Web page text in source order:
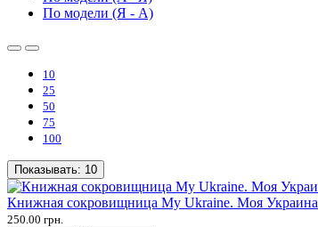
По модели (Я - A)
10
25
50
75
100
Показывать: 10
Книжная сокровищница My Ukraine. Моя Украина
250.00 грн.